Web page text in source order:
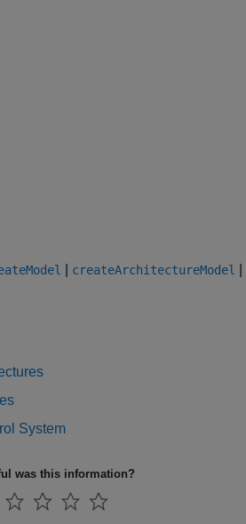
createArchitectureModel
System
was this information?